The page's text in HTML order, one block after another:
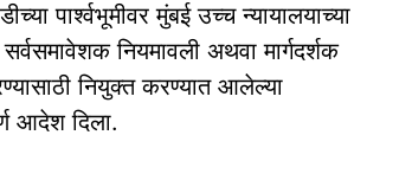
पार्श्वभूमीवर मुंबई उच्च न्यायालयाच्या
नियमावली अथवा मार्गदर्शक
नियुक्त करण्यात आलेल्या
आदेश दिला.